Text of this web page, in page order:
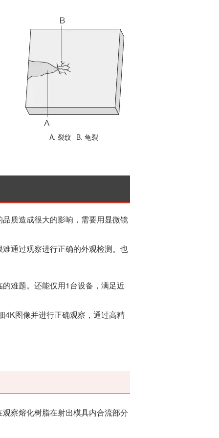
A. 裂纹 B. 龟裂
质造成很大的影响，需要用显微镜
通过观察进行正确的外观检测。也
难题。还能仅用1台设备，满足近
4K图像并进行正确观察，通过高精
察熔化树脂在射出模具内合流部分